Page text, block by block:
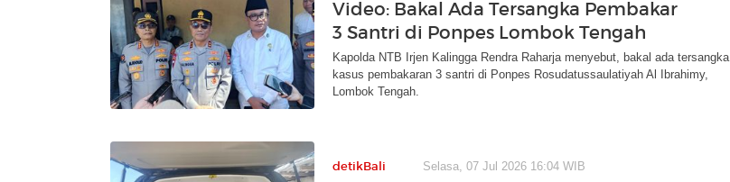
Video: Bakal Ada Tersangka Pembakar
3 Santri di Ponpes Lombok Tengah
Kapolda NTB Irjen Kalingga Rendra Raharja menyebut, bakal ada tersangka
kasus pembakaran 3 santri di Ponpes Rosudatussaulatiyah Al Ibrahimy,
Lombok Tengah.
detikBali Selasa, 07 Jul 2026 16:04 WIB